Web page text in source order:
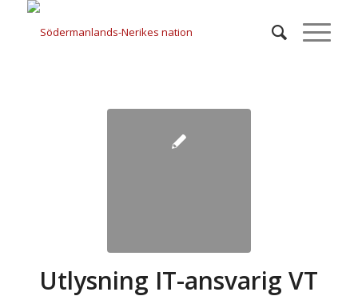
Utlysning IT-ansvarig VT